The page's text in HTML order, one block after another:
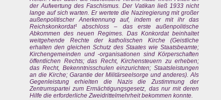
der Aufwertung des Faschismus. Der Vatikan ließ 1933 nicht
lange auf sich warten. Er wertete die Naziregierung mit großer
außenpolitischer Anerkennung auf, indem er mit ihr das
Reichskonkordat¹ abschloss – das erste außenpolitische
Abkommen des neuen Regimes. Das Konkordat beinhaltet
weitgehende Rechte der katholischen Kirche (Geistliche
erhalten den gleichen Schutz des Staates wie Staatsbeamte;
Kirchengemeinden und -organisationen sind Körperschaften
öffentlichen Rechts; das Recht, Kirchensteuern zu erheben;
das Recht, Bekenntnisschulen einzurichten; Staatsleistungen
an die Kirche; Garantie der Militärseelsorge und anderes). Als
Gegenleistung erhielten die Nazis die Zustimmung der
Zentrumspartei zum Ermächtigungsgesetz, das nur mit deren
Hilfe die erforderliche Zweidrittelmehrheit bekommen konnte.